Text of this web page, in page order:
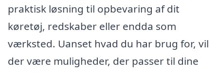
praktisk løsning til opbevaring af dit
køretøj, redskaber eller endda som
værksted. Uanset hvad du har brug for, vil
der være muligheder, der passer til dine